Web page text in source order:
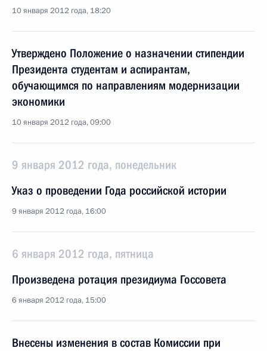
10 января 2012 года, 18:20
Утверждено Положение о назначении стипендии
Президента студентам и аспирантам,
обучающимся по направлениям модернизации
экономики
10 января 2012 года, 09:00
9 января 2012 года, понедельник
Указ о проведении Года российской истории
9 января 2012 года, 16:00
6 января 2012 года, пятница
Произведена ротация президиума Госсовета
6 января 2012 года, 15:00
Внесены изменения в состав Комиссии при